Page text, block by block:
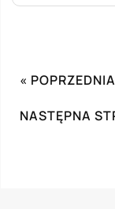
«
NASTĘPNA